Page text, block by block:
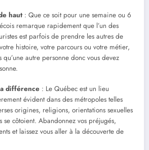
haut : Que ce soit pour une semaine ou 6
remarque rapidement que l’un des
est parfois de prendre les autres de
histoire, votre parcours ou votre métier,
qu’une autre personne donc vous devez
différence : Le Québec est un lieu
évident dans des métropoles telles
origines, religions, orientations sexuelles
se côtoient. Abandonnez vos préjugés,
et laissez vous aller à la découverte de